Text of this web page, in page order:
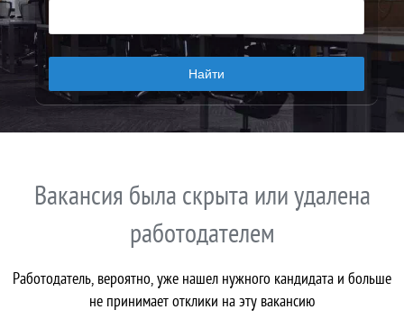
Вакансия была скрыта или удалена
работодателем
Работодатель, вероятно, уже нашел нужного кандидата и больше
не принимает отклики на эту вакансию